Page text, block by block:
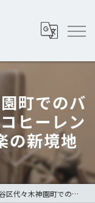
町でのバ
ヒーレン
の新境地
バンドレコーディング：コヒーレンシーモードが生む音楽の新境地